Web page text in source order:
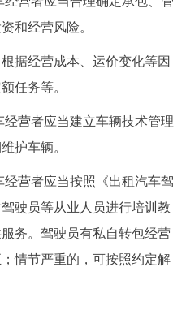
和经营风险。
经营成本、运价变化等因
任务等。
营者应当建立车辆技术管理
护车辆。
营者应当按照《出租汽车驾
驶员等从业人员进行培训教
务。驾驶员有私自转包经营
情节严重的，可按照约定解